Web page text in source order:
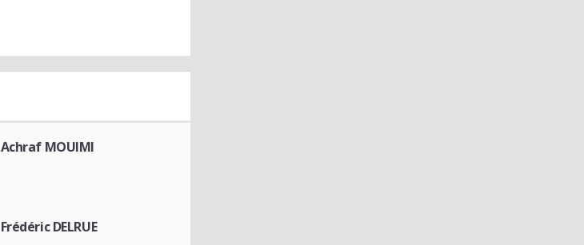
Achraf MOUIMI
Frédéric DELRUE